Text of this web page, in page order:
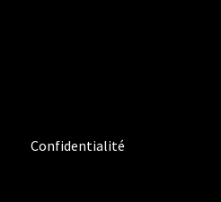
Confidentialité